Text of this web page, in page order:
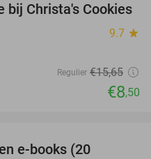
46%
bij Christa's Cookies
9.7 star
Regulier €15,65
€8,50
e-books (20